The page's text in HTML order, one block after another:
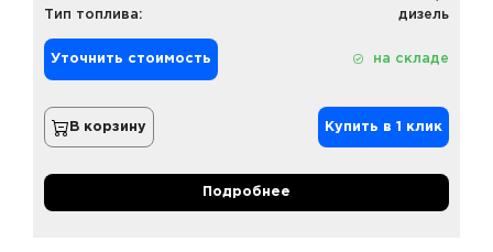
Тип топлива:
дизель
Уточнить стоимость на складе
В корзину Купить в 1 клик
Подробнее